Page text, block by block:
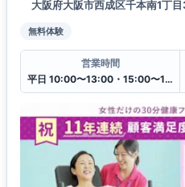
大阪府大阪市西成区千本南1丁
無料体験
営業時間
平日 10:00〜13:00・15:00〜19:00